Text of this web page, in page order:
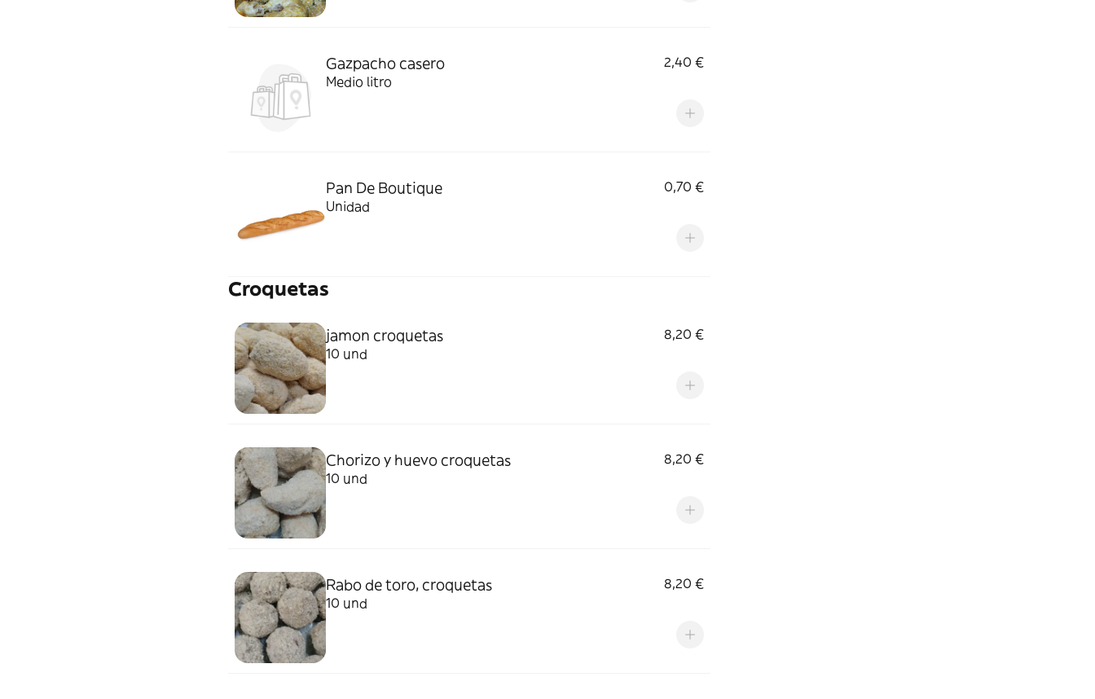
Gazpacho casero
2,40 €
Medio litro
Pan De Boutique
0,70 €
Unidad
Croquetas
jamon croquetas
8,20 €
10 und
Chorizo y huevo croquetas
8,20 €
10 und
Rabo de toro, croquetas
8,20 €
10 und